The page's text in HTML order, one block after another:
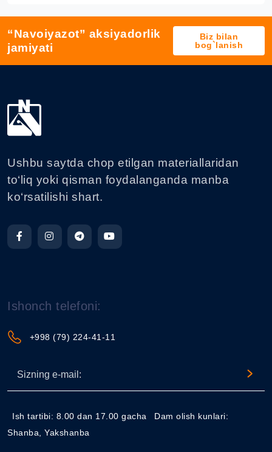
“Navoiyazot” aksiyadorlik
jamiyati
Biz bilan
bog`lanish
Ushbu saytda chop etilgan materiallaridan
to‘liq yoki qisman foydalanganda manba
ko‘rsatilishi shart.
Ishonch telefoni:
+998 (79) 224-41-11
Ish tartibi: 8.00 dan 17.00 gacha
Dam olish kunlari:
Shanba, Yakshanba